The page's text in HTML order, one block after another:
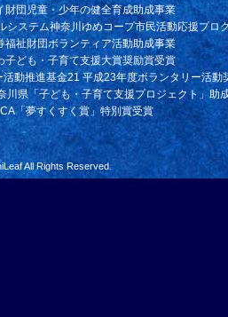
団児童・少年の健全育成助成事業
ステム神奈川ゆめコープ市民活動応援プロ
祉財団ボランティア活動助成事業
ども・子育て支援大賞奨励賞受賞
動推進基金21 平成23年度ボランタリー活動
県「子ども・子育て支援プロジェクト」助
「夢すくすく賞」特別賞受賞
All Rights Reserved.